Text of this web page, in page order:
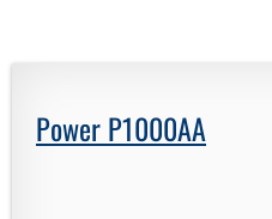
Power P1000AA